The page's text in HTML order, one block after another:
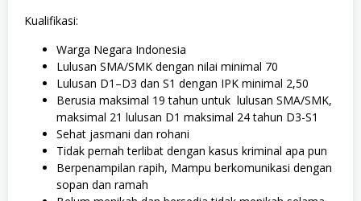
Kualifikasi:
Warga Negara Indonesia
Lulusan SMA/SMK dengan nilai minimal 70
Lulusan D1–D3 dan S1 dengan IPK minimal 2,50
Berusia maksimal 19 tahun untuk lulusan SMA/SMK,
maksimal 21 lulusan D1 maksimal 24 tahun D3-S1
Sehat jasmani dan rohani
Tidak pernah terlibat dengan kasus kriminal apa pun
Berpenampilan rapih, Mampu berkomunikasi dengan
sopan dan ramah